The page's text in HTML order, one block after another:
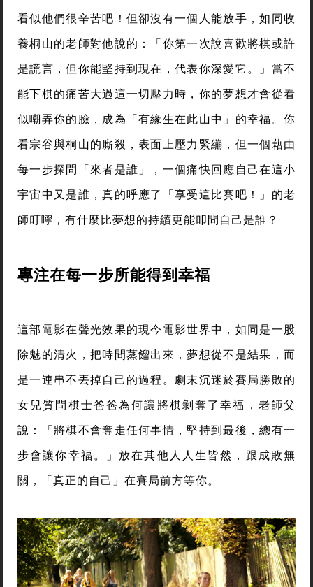
看似他們很辛苦吧！但卻沒有一個人能放手，如同收
養桐山的老師對他說的：「你第一次說喜歡將棋或許
是謊言，但你能堅持到現在，代表你深愛它。」當不
能下棋的痛苦大過這一切壓力時，你的夢想才會從看
似嘲弄你的臉，成為「有緣生在此山中」的幸福。你
看宗谷與桐山的廝殺，表面上壓力緊繃，但一個藉由
每一步探問「來者是誰」，一個痛快回應自己在這小
宇宙中又是誰，真的呼應了「享受這比賽吧！」的老
師叮嚀，有什麼比夢想的持續更能叩問自己是誰？
專注在每一步所能得到幸福
這部電影在聲光效果的現今電影世界中，如同是一股
除魅的清火，把時間蒸餾出來，夢想從不是結果，而
是一連串不丟掉自己的過程。劇末沉迷於賽局勝敗的
女兒質問棋士爸爸為何讓將棋剝奪了幸福，老師父
說：「將棋不會奪走任何事情，堅持到最後，總有一
步會讓你幸福。」放在其他人人生皆然，跟成敗無
關，「真正的自己」在賽局前方等你。